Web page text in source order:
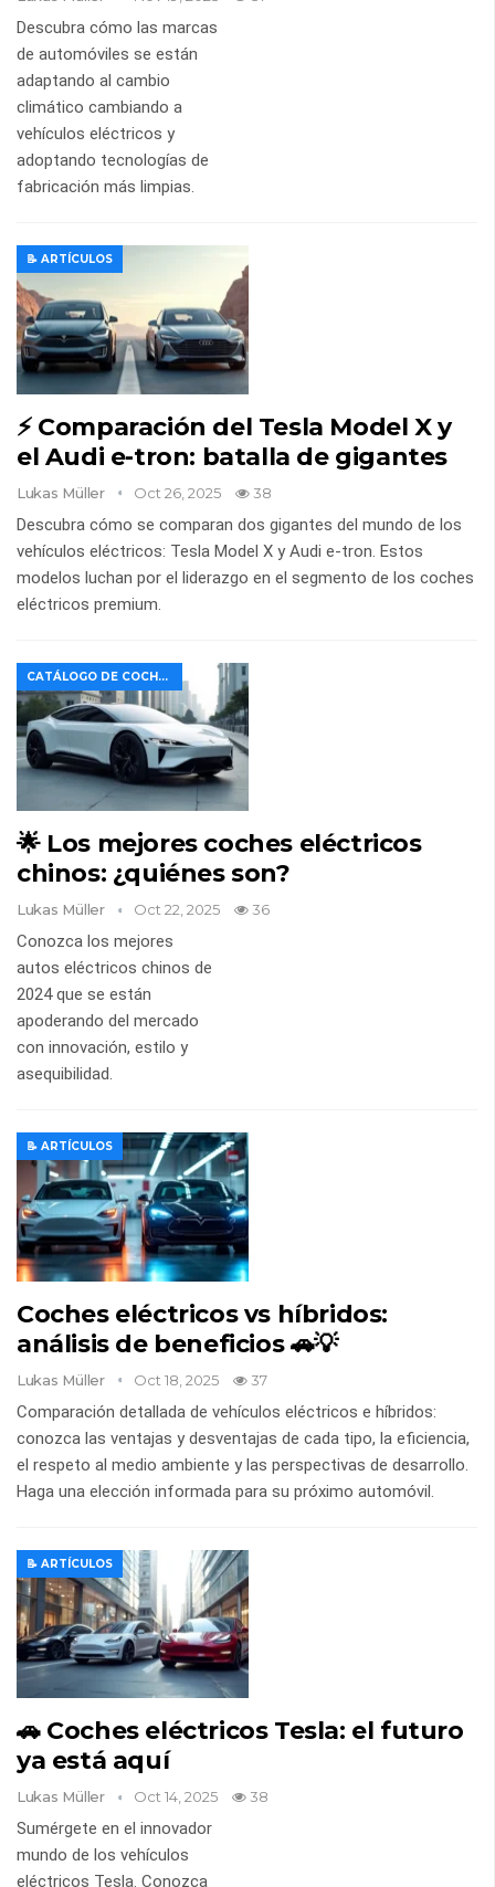
Descubra cómo las marcas
de automóviles se están
adaptando al cambio
climático cambiando a
vehículos eléctricos y
adoptando tecnologías de
fabricación más limpias.
📝 ARTÍCULOS
⚡ Comparación del Tesla Model X y
el Audi e-tron: batalla de gigantes
Lukas Müller Oct 26, 2025 38
Descubra cómo se comparan dos gigantes del mundo de los
vehículos eléctricos: Tesla Model X y Audi e-tron. Estos
modelos luchan por el liderazgo en el segmento de los coches
eléctricos premium.
CATÁLOGO DE COCHES
🌟 Los mejores coches eléctricos
chinos: ¿quiénes son?
Lukas Müller Oct 22, 2025 36
Conozca los mejores
autos eléctricos chinos de
2024 que se están
apoderando del mercado
con innovación, estilo y
asequibilidad.
📝 ARTÍCULOS
Coches eléctricos vs híbridos:
análisis de beneficios 🚗💡
Lukas Müller Oct 18, 2025 37
Comparación detallada de vehículos eléctricos e híbridos:
conozca las ventajas y desventajas de cada tipo, la eficiencia,
el respeto al medio ambiente y las perspectivas de desarrollo.
Haga una elección informada para su próximo automóvil.
📝 ARTÍCULOS
🚗 Coches eléctricos Tesla: el futuro
ya está aquí
Lukas Müller Oct 14, 2025 38
Sumérgete en el innovador
mundo de los vehículos
eléctricos Tesla. Conozca